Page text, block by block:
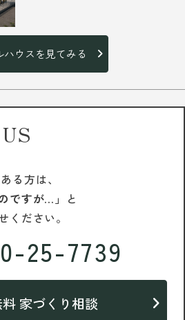
ハウスを見てみる
る方は、
ですが…」 と
ください。
25-7739
家づくり相談